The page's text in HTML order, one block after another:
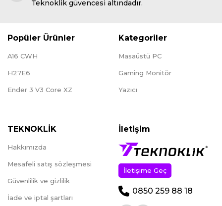
Teknoklik güvencesi altındadır.
Popüler Ürünler
A16 CWH
H27E6
Ender 3 V3 Core XZ
Kategoriler
Masaüstü PC
Gaming Monitör
Yazıcı
TEKNOKLİK
Hakkımızda
Mesafeli satış sözleşmesi
Güvenlilik ve gizlilik
İade ve iptal şartları
İletişim
İletişime Geç
0850 259 88 18